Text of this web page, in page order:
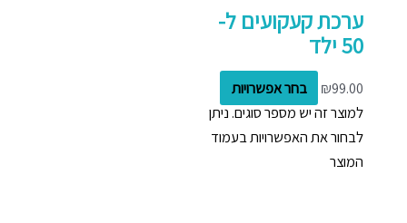
ערכת קעקועים ל-
50 ילד
₪99.00
בחר אפשרויות
למוצר זה יש מספר סוגים. ניתן
לבחור את האפשרויות בעמוד
המוצר